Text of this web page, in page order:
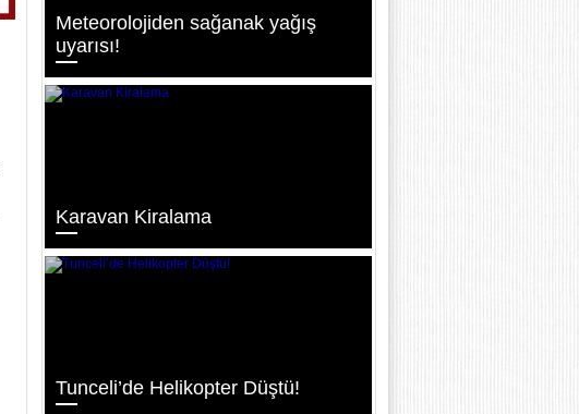
Meteorolojiden sağanak yağış
uyarısı!
Karavan Kiralama
Tunceli’de Helikopter Düştü!